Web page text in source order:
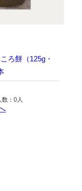
ろ餅（125g・
：0人